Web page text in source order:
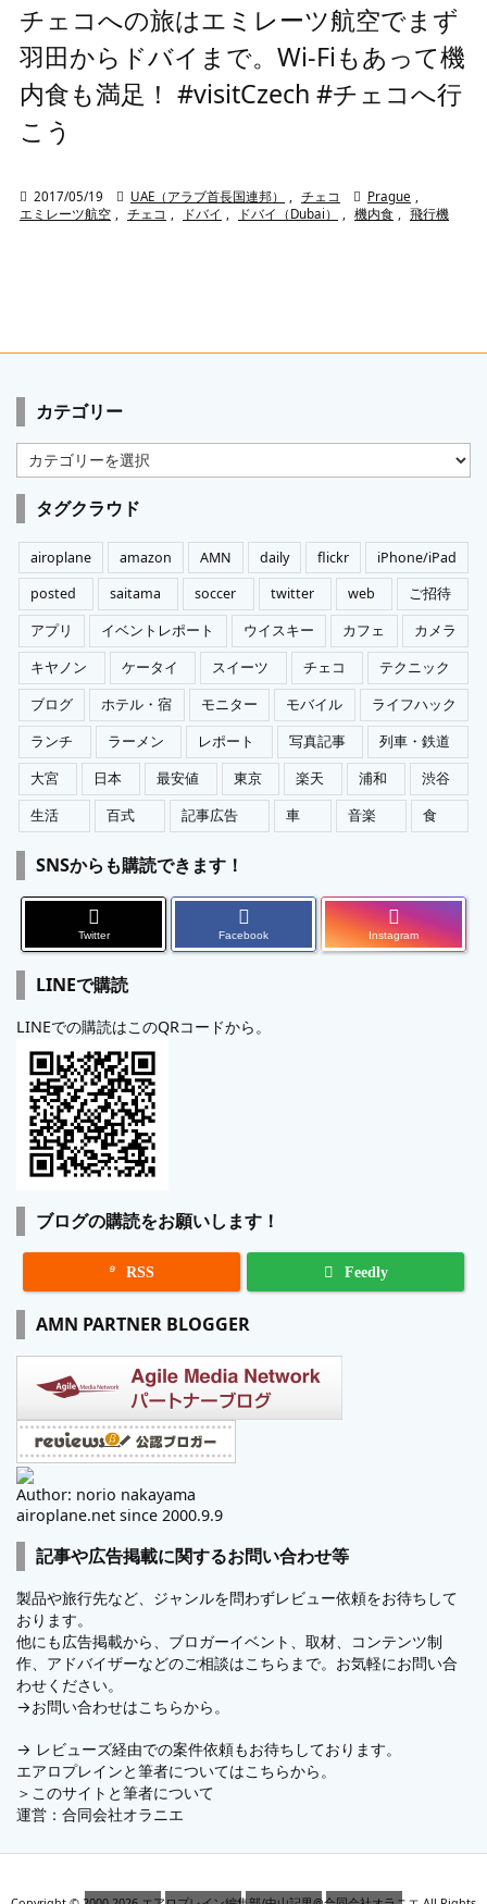
チェコへの旅はエミレーツ航空でまず
羽田からドバイまで。Wi-Fiもあって機
内食も満足！ #visitCzech #チェコへ行
こう
 2017/05/19  UAE（アラブ首長国連邦） チェコ  Prague
エミレーツ航空
チェコ ドバイ ドバイ（Dubai） 機内食 飛行機
カテゴリー
カ
テ
ゴ
リ
ー
タグクラウド
airoplane amazon AMN daily flickr
iPhone/iPad
posted
saitama soccer twitter web
ご招待
アプリ
イベントレポート ウイスキー カフェ
カメラ
キヤノン
ケータイ スイーツ チェコ
テクニック
ブログ
ホテル・宿 モニター モバイル
ライフハック
ランチ
ラーメン レポート 写真記事
列車・鉄道
大宮
日本 最安値 東京 楽天 浦和
渋谷
生活
百式 記事広告 車 音楽 食
SNSからも購読できます！
Twitter Facebook Instagram
LINEで購読
LINEでの購読はこのQRコードから。
ブログの購読をお願いします！
 RSS Feedly
AMN PARTNER BLOGGER
Author: norio nakayama
airoplane.net since 2000.9.9
記事や広告掲載に関するお問い合わせ等
製品や旅行先など、ジャンルを問わずレビュー依頼をお待ちして
おります。
他にも広告掲載から、ブロガーイベント、取材、コンテンツ制
作、アドバイザーなどのご相談はこちらまで。お気軽にお問い合
わせください。
→お問い合わせはこちらから。
→ レビューズ経由での案件依頼もお待ちしております。
エアロプレインと筆者についてはこちらから。
＞ このサイトと筆者について
運営： 合同会社オラニエ